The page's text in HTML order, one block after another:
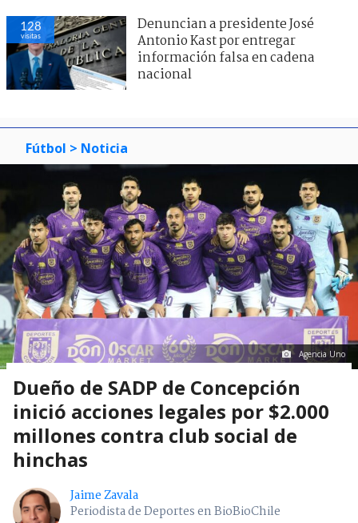
128
visitas
Denuncian a presidente José
Antonio Kast por entregar
información falsa en cadena
nacional
Fútbol > Noticia
Agencia Uno
Dueño de SADP de Concepción
inició acciones legales por $2.000
millones contra club social de
hinchas
Jaime Zavala
Periodista de Deportes en BioBioChile